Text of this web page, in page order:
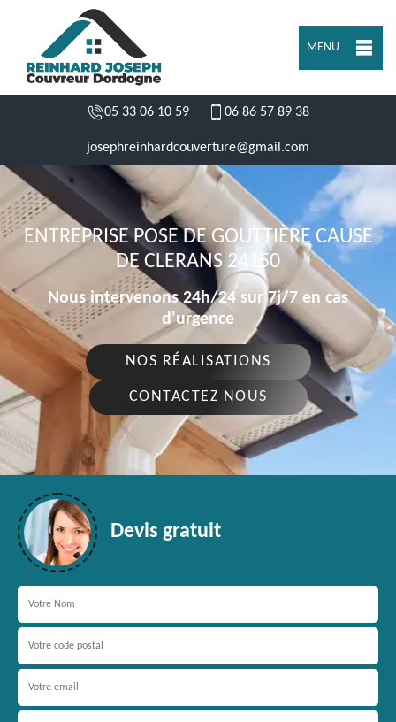
MENU
05 33 06 10 59 06 86 57 89 38
josephreinhardcouverture@gmail.com
ENTREPRISE POSE DE GOUTTIÈRE CAUSE
DE CLERANS 24150
Nous intervenons 24h/24 sur 7j/7 en cas
d'urgence
NOS RÉALISATIONS
CONTACTEZ NOUS
Devis gratuit